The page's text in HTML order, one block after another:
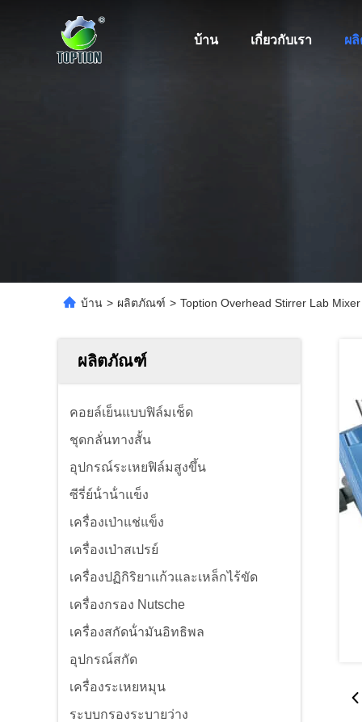
บ้าน เกี่ยวกับเรา ผ
บ้าน > ผลิตภัณฑ์ > Toption Overhead Stirrer Lab
ผลิตภัณฑ์
คอยล์เย็นแบบฟิล์มเช็ด
ชุดกลั่นทางสั้น
อุปกรณ์ระเหยฟิล์มสูงขึ้น
ซีรี่ย์น้ําน้ําแข็ง
เครื่องเป่าแช่แข็ง
เครื่องเป่าสเปรย์
เครื่องปฏิกิริยาแก้วและเหล็กไร้ขัด
เครื่องกรอง Nutsche
เครื่องสกัดน้ํามันอิทธิพล
อุปกรณ์สกัด
เครื่องระเหยหมุน
ระบบกรองระบายว่าง